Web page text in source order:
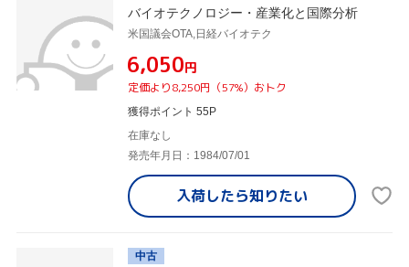
バイオテクノロジー・産業化と国際分析
米国議会OTA,日経バイオテク
¥6,050円
定価より8,250円（57%）おトク
獲得ポイント 55P
在庫なし
発売年月日：1984/07/01
入荷したら知りたい
中古